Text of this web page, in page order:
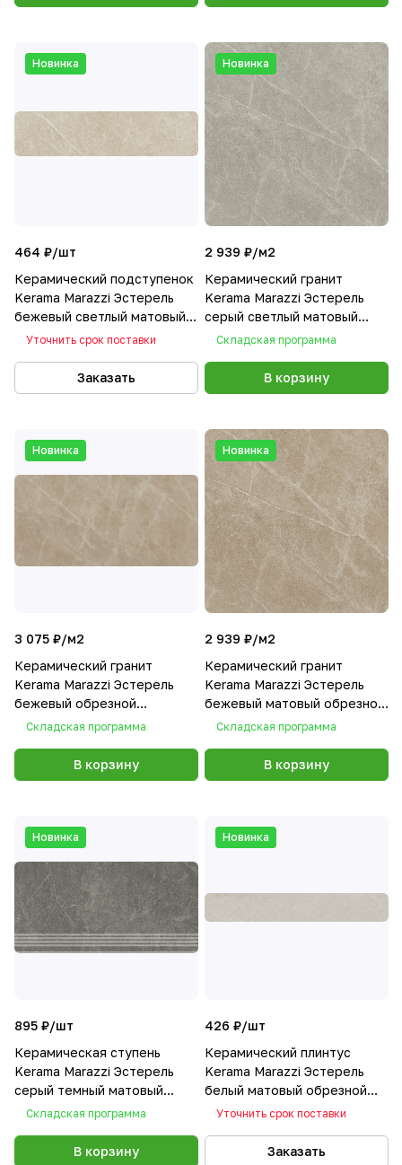
Новинка
464 ₽/шт
Керамический подступенок
Kerama Marazzi Эстерель
бежевый светлый матовый
обрезной 14.5x60x0,9
Уточнить срок поставки
Заказать
Новинка
2 939 ₽/м2
Керамический гранит
Kerama Marazzi Эстерель
серый светлый матовый
обрезной 60x60x0,9
Складская программа
В корзину
Новинка
3 075 ₽/м2
Керамический гранит
Kerama Marazzi Эстерель
бежевый обрезной
60x119,5x0,9
Складская программа
В корзину
Новинка
2 939 ₽/м2
Керамический гранит
Kerama Marazzi Эстерель
бежевый матовый обрезной
60x60x0,9
Складская программа
В корзину
Новинка
895 ₽/шт
Керамическая ступень
Kerama Marazzi Эстерель
серый темный матовый
обрезной 30x60x0,9
Складская программа
В корзину
Новинка
426 ₽/шт
Керамический плинтус
Kerama Marazzi Эстерель
белый матовый обрезной
9.5x60x0,9
Уточнить срок поставки
Заказать